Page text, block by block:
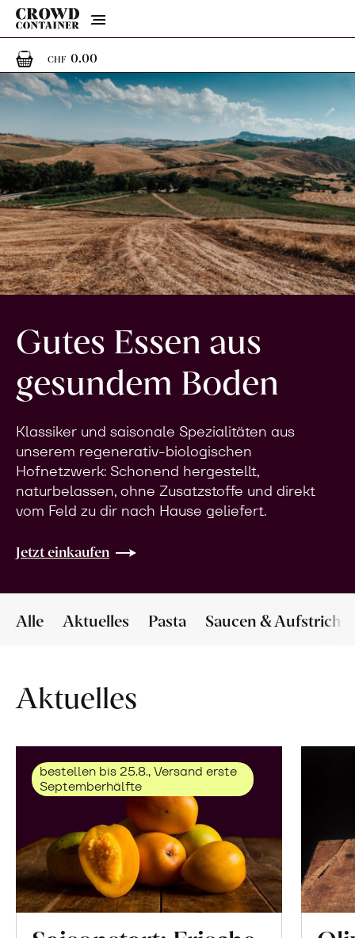
Menu
CHF 0.000 Artikel im Warenkorb
Gutes Essen aus
gesundem Boden
Klassiker und saisonale Spezialitäten aus
unserem regenerativ-biologischen
Hofnetzwerk: Schonend hergestellt,
naturbelassen, ohne Zusatzstoffe und direkt
vom Feld zu dir nach Hause geliefert.
Jetzt einkaufen
Alle Aktuelles Pasta Saucen & Aufstriche
Aktuelles
bestellen bis 25.8., Versand erste
Septemberhälfte